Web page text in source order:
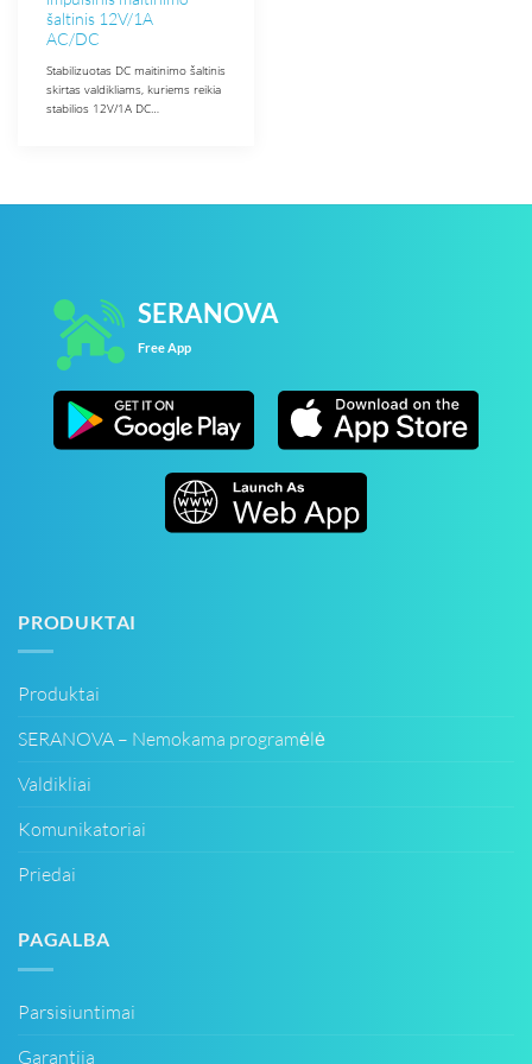
šaltinis 12V/1A
AC/DC
Stabilizuotas DC maitinimo šaltinis
skirtas valdikliams, kuriems reikia
stabilios 12V/1A DC…
SERANOVA
Free App
PRODUKTAI
Produktai
SERANOVA – Nemokama programėlė
Valdikliai
Komunikatoriai
Priedai
PAGALBA
Parsisiuntimai
Garantija